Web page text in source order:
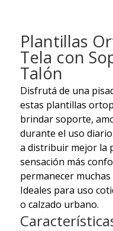
Plantillas
Tela con
Talón
Disfrutá de una
estas plantillas
brindar soporte,
durante el uso
a distribuir mejor la
sensación más
permanecer
Ideales para uso
o calzado urbano.